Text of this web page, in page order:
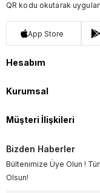
QR kodu okutarak
App Store
Hesabım
Kurumsal
Müşteri İlişkileri
Bizden Haberler
Bültenimize Üye Olun !
Olsun!